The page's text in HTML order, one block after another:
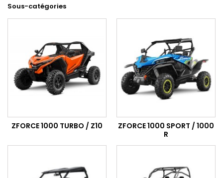
Sous-catégories
ZFORCE 1000 TURBO / Z10
ZFORCE 1000 SPORT / 1000
R